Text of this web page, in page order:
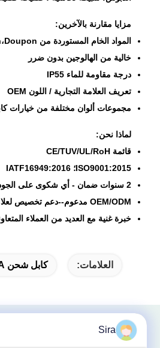
مزايا مقارنة بالآخرين:
المواد الخام المستوردة من Huntsman،Doupon،الخ. إنها أكثر مرونة ودائمة مقارنة بمواد TPE التقليدية أو TPU المختلطة.
خالية من الهالوجين بدون ضرر
درجة مقاومة للماء IP55
تعريف العلامة التجارية / اللون OEM
مجموعات ألوان مختلفة من خيارات
لماذا نحن:
قائمة CE/TUV/UL/RoH
ISO9001:2015؛ IATF16949:2016
2 سنوات ضمان - أي شكوى على الجودة، سنرسل بديل جديد دون تردد
OEM/ODM مدعوم--دعم تخصيص لعلامتك التجارية الحصرية، مثل اللون، العلامة التجارية، طول الكابل الخ
خبرة غنية مع العديد من العملاء
العلامات: كابل شحن 32A من النوع 2 إلى النوع 2 EV
Sira